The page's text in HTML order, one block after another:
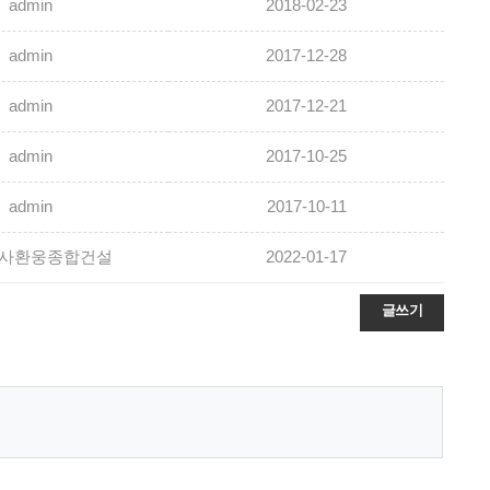
admin 2018-02-23
admin 2017-12-28
admin 2017-12-21
admin 2017-10-25
admin 2017-10-11
환웅종합건설 2022-01-17
글쓰기